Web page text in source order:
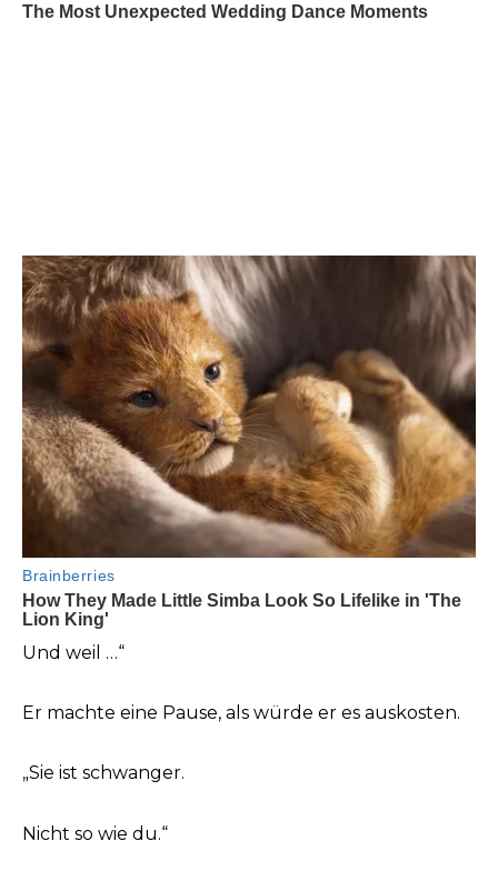
Und weil …“
Er machte eine Pause, als würde er es auskosten.
„Sie ist schwanger.
Nicht so wie du.“